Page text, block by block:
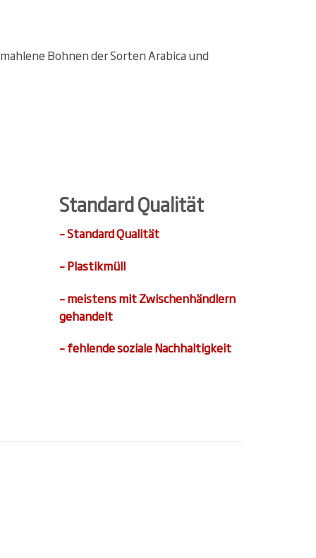
Bohnen der Sorten Arabica und
Standard Qualität
– Standard Qualität
– Plastikmüll
– meistens mit Zwischenhändlern
gehandelt
– fehlende soziale Nachhaltigkeit